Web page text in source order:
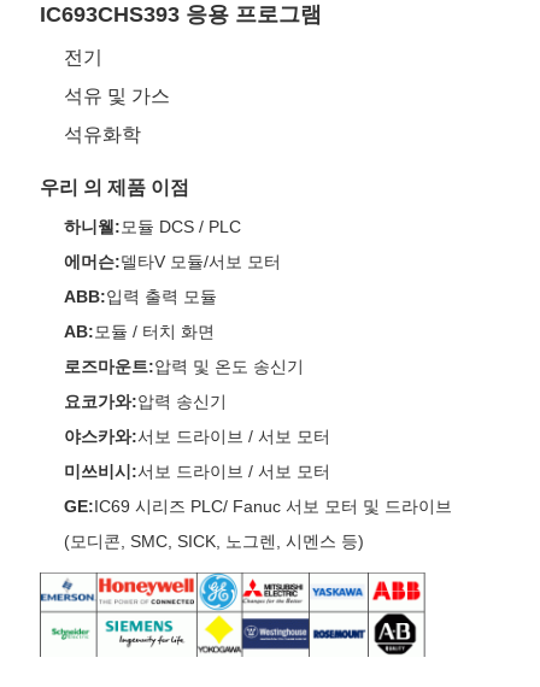
IC693CHS393 응용 프로그램
전기
석유 및 가스
석유화학
우리 의 제품 이점
하니웰:모듈 DCS / PLC
에머슨:델타V 모듈/서보 모터
ABB:입력 출력 모듈
AB:모듈 / 터치 화면
로즈마운트:압력 및 온도 송신기
요코가와:압력 송신기
야스카와:서보 드라이브 / 서보 모터
미쓰비시:서보 드라이브 / 서보 모터
GE:IC69 시리즈 PLC/ Fanuc 서보 모터 및 드라이브
(모디콘, SMC, SICK, 노그렌, 시멘스 등)